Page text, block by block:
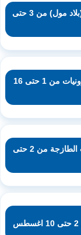
عروض نستو هايبر ماركت المعبيلة (بلاد مول) من 3 حتى
عروض مارك اند سيف على الالكترونيات من 1 حتى 16
عروض نستو هايبر ماركت للمنتجات الطازجة من 2 حتى